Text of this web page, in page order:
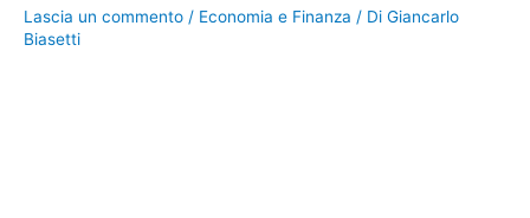
Lascia un commento / Economia e Finanza / Di Giancarlo
Biasetti